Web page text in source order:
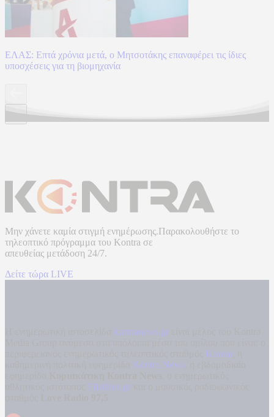
ΕΛΑΣ: Επτά χρόνια μετά, ο Μητσοτάκης επαναφέρει τις ίδιες
υποσχέσεις για τη βιομηχανία
Μην χάνετε καμία στιγμή ενημέρωσης.Παρακολουθήστε το
τηλεοπτικό πρόγραμμα του Kontra σε
απευθείας μετάδοση 24/7.
Δείτε τώρα LIVE
kontranews.gr
Kontra
Kontra News
Filathlos.gr